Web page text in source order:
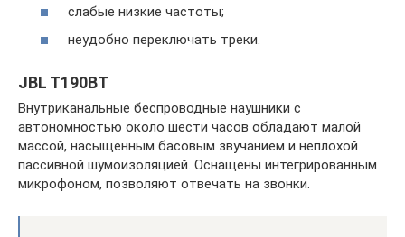
слабые низкие частоты;
неудобно переключать треки.
JBL T190BT
Внутриканальные беспроводные наушники с
автономностью около шести часов обладают малой
массой, насыщенным басовым звучанием и неплохой
пассивной шумоизоляцией. Оснащены интегрированным
микрофоном, позволяют отвечать на звонки.